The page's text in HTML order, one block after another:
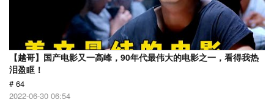
【越哥】国产电影又一高峰，90年代最伟大的电影之一，看得我热
泪盈眶！
# 64
2022-06-30 06:54